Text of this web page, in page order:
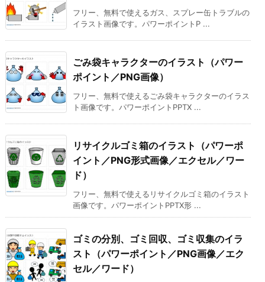
フリー、無料で使えるガス、スプレー缶トラブルの
イラスト画像です。パワーポイントP ...
ごみ袋キャラクターのイラスト（パワー
ポイント／PNG画像）
フリー、無料で使えるごみ袋キャラクターのイラス
ト画像です。パワーポイントPPTX ...
リサイクルゴミ箱のイラスト（パワーポ
イント／PNG形式画像／エクセル／ワー
ド）
フリー、無料で使えるリサイクルゴミ箱のイラスト
画像です。パワーポイントPPTX形 ...
ゴミの分別、ゴミ回収、ゴミ収集のイラ
スト（パワーポイント／PNG画像／エク
セル／ワード）